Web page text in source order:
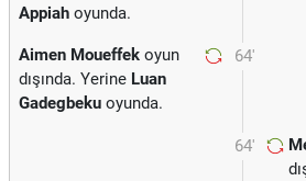
Appiah oyunda.
64'
Aimen Moueffek oyun
dışında. Yerine Luan
Gadegbeku oyunda.
64'